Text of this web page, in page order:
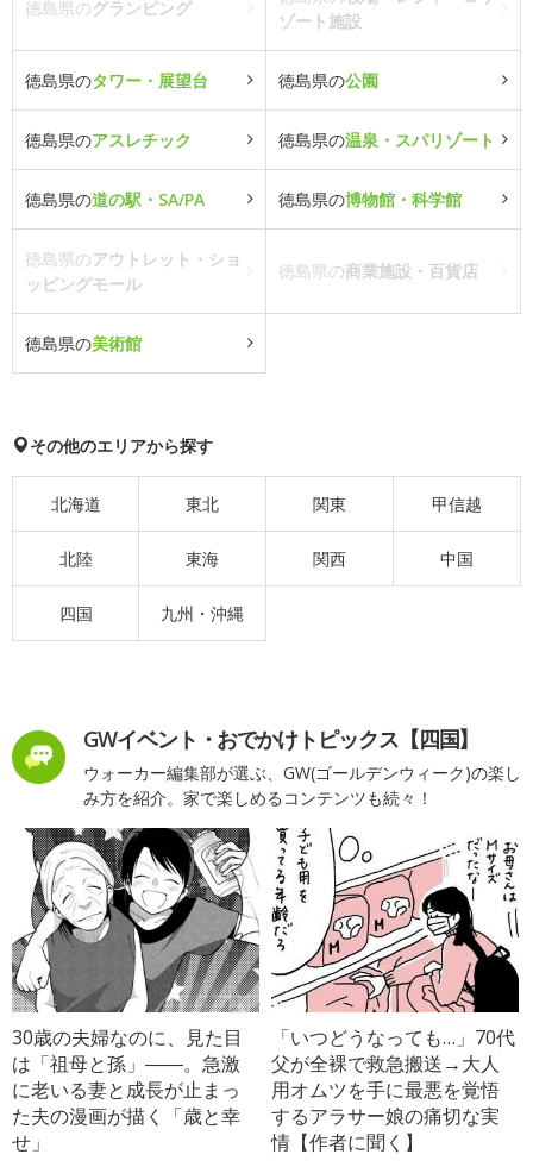
徳島県のグランピング
ゾート施設
徳島県のタワー・展望台 徳島県の公園
徳島県のアスレチック 徳島県の温泉・スパリゾート
徳島県の道の駅・SA/PA 徳島県の博物館・科学館
徳島県のアウトレット・ショ
ッピングモール
徳島県の商業施設・百貨店
徳島県の美術館
その他のエリアから探す
北海道 東北 関東 甲信越
北陸 東海 関西 中国
四国 九州・沖縄
GWイベント・おでかけトピックス【四国】
ウォーカー編集部が選ぶ、GW(ゴールデンウィーク)の楽し
み方を紹介。家で楽しめるコンテンツも続々！
30歳の夫婦なのに、見た目
は「祖母と孫」――。急激
に老いる妻と成長が止まっ
た夫の漫画が描く「歳と幸
せ」
「いつどうなっても…」70代
父が全裸で救急搬送→大人
用オムツを手に最悪を覚悟
するアラサー娘の痛切な実
情【作者に聞く】